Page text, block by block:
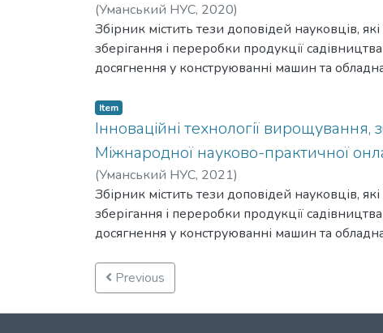
(Уманський НУС, 2020)
Збірник містить тези доповідей науковців,
зберігання і переробки продукції
досягнення у конструюванні машин та
університеті садівництва.
Item
Інноваційні технології вирощування,
Міжнародної науково-практичної
(Уманський НУС, 2021)
Збірник містить тези доповідей науковців,
зберігання і переробки продукції
досягнення у конструюванні машин та
зберігання і переробки продукції
університеті садівництва.
Previous